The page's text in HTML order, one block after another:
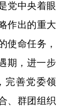
党中央着眼
作出的重大
使命任务，
期，进一步
完善党委领
、群团组织